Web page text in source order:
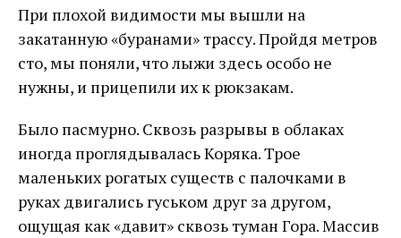
При плохой видимости мы вышли на
закатанную «буранами» трассу. Пройдя метров
сто, мы поняли, что лыжи здесь особо не
нужны, и прицепили их к рюкзакам.
Было пасмурно. Сквозь разрывы в облаках
иногда проглядывалась Коряка. Трое
маленьких рогатых существ с палочками в
руках двигались гуськом друг за другом,
ощущая как «давит» сквозь туман Гора. Массив